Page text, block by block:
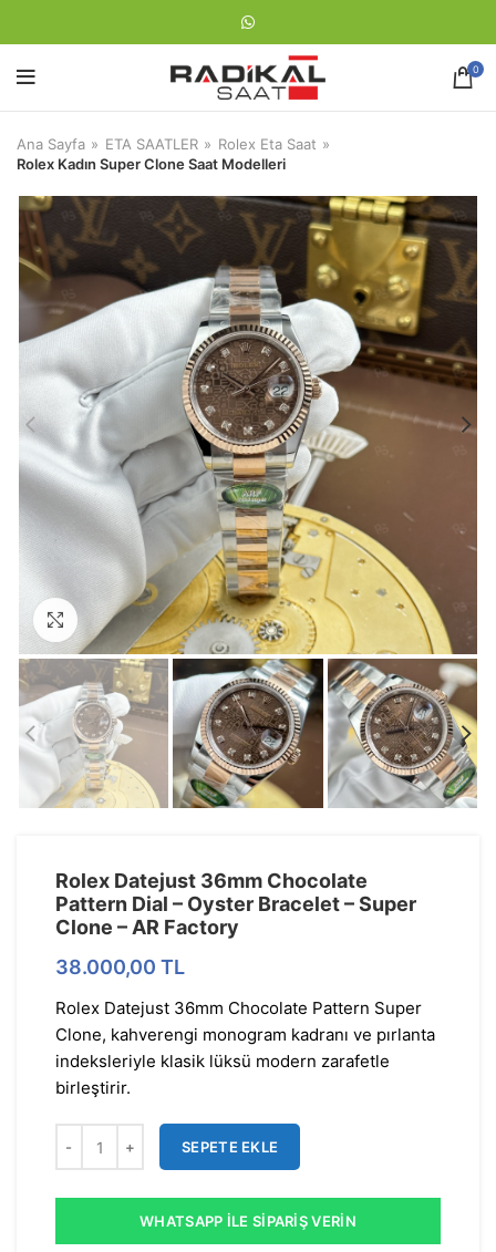
0
Ana Sayfa ETA SAATLER
Rolex Eta Saat
Rolex Kadın Super Clone Saat Modelleri
Görseli Büyütün
Rolex Datejust 36mm Chocolate
Pattern Dial – Oyster Bracelet – Super
Clone – AR Factory
38.000,00 TL
Rolex Datejust 36mm Chocolate Pattern Super
Clone, kahverengi monogram kadranı ve pırlanta
indeksleriyle klasik lüksü modern zarafetle
birleştirir.
SEPETE EKLE
WHATSAPP İLE SIPARIŞ VERIN